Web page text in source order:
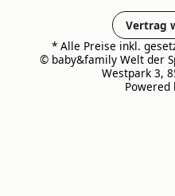
Vertrag
* Alle Preise inkl.
© baby&family Welt der
Westpark 3,
Powered